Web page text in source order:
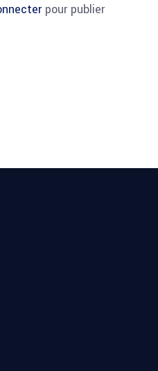
pour publier